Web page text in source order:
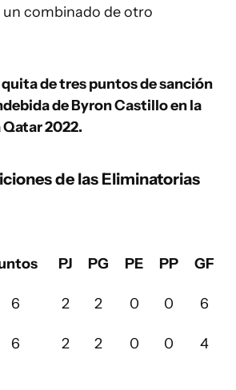
combinado de otro
de tres puntos de sanción
de Byron Castillo en la
2022.
de las Eliminatorias
PJ PG PE PP GF
6 2 2 0 0 6
6 2 2 0 0 4